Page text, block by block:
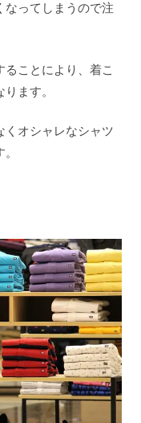
なってしまうので注
ことにより、着こ
ます。
くオシャレなシャツ